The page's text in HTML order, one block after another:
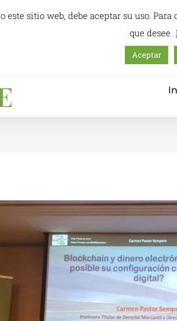
Formación – Centro
sitio web, debe aceptar su uso.
que desee
Aceptar